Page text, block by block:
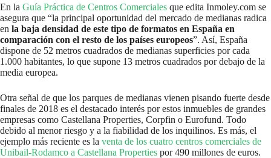
En la Guía Práctica de Centros Comerciales que edita Inmoley.com se
asegura que “la principal oportunidad del mercado de medianas radica
en la baja densidad de este tipo de formatos en España en
comparación con el resto de los países europeos”. Así, España
dispone de 52 metros cuadrados de medianas superficies por cada
1.000 habitantes, lo que supone 13 metros cuadrados por debajo de la
media europea.
Otra señal de que los parques de medianas vienen pisando fuerte desde
finales de 2018 es el destacado interés por estos inmuebles de grandes
empresas como Castellana Properties, Corpfin o Eurofund. Todo
debido al menor riesgo y a la fiabilidad de los inquilinos. Es más, el
ejemplo más reciente es la venta de los cuatro centros comerciales de
Unibail-Rodamco a Castellana Properties por 490 millones de euros.